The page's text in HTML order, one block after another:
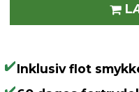
Inklusiv flot